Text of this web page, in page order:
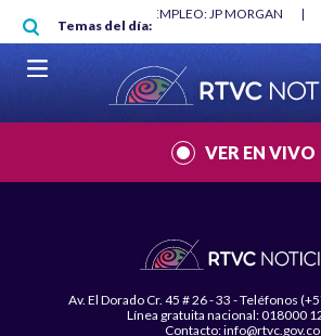
Pasar al contenido principal
Temas del día:
MÍNIMO NO DESTRUYÓ EMPLEO: JP MORGAN |
MUNDIAL 2026
|
VER EN VIVO
Av. El Dorado Cr. 45 # 26 - 33 - Teléfonos
Línea gratuita nacional: 018000
Contacto: info@rtvc.gov.co